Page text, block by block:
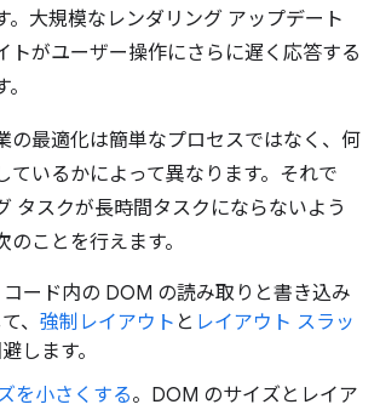
。大規模なレンダリング アップデート
トがユーザー操作にさらに遅く応答する
の最適化は簡単なプロセスではなく、何
ているかによって異なります。それで
タスクが長時間タスクにならないよう
ことを行えます。
ード内の DOM の読み取りと書き込み
、 強制レイアウト と レイアウト スラッ
します。
を小さくする。DOM のサイズとレイア